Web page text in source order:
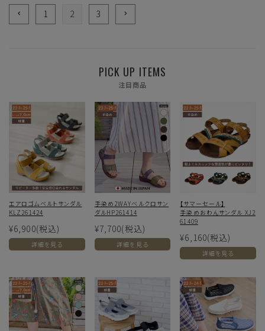
1
2 3
PICK UP ITEMS
注目商品
エアロゴムベルトサンダル
KLZ261424
¥6,900(税込)
詳細を見る
手染め2WAYベルクロサン
ダルHP261414
¥7,700(税込)
詳細を見る
【サマーセール】
手染めおわんサンダル XJ2
61409
¥6,160(税込)
詳細を見る